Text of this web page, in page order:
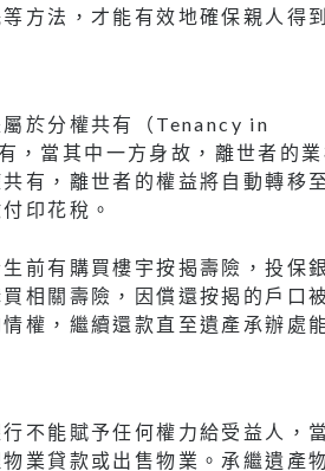
方法，才能有效地確保親人得
於分權共有（Tenancy in
當其中一方身故，離世者的業
有，離世者的權益將自動轉移
印花稅。
前有購買樓宇按揭壽險，投保
相關壽險，因償還按揭的戶口
權，繼續還款直至遺產承辦處
不能賦予任何權力給受益人，
業貸款或出售物業。承繼遺產